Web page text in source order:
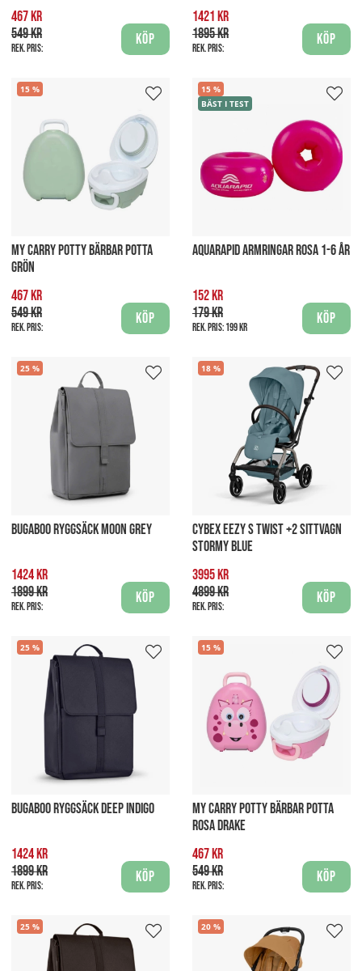
467 kr
549 kr
Rek. pris:
Köp
1421 kr
1895 kr
Rek. pris:
Köp
15
MY CARRY POTTY BÄRBAR POTTA
GRÖN
467 kr
549 kr
Rek. pris:
Köp
15
BÄST I TEST
AQUARAPID ARMRINGAR ROSA 1-6 ÅR
152 kr
179 kr
Rek. pris:199 kr
Köp
25
BUGABOO RYGGSÄCK MOON GREY
1424 kr
1899 kr
Rek. pris:
Köp
18
CYBEX EEZY S TWIST +2 SITTVAGN
STORMY BLUE
3995 kr
4899 kr
Rek. pris:
Köp
25
BUGABOO RYGGSÄCK DEEP INDIGO
1424 kr
1899 kr
Rek. pris:
Köp
15
MY CARRY POTTY BÄRBAR POTTA
ROSA DRAKE
467 kr
549 kr
Rek. pris:
Köp
25 20